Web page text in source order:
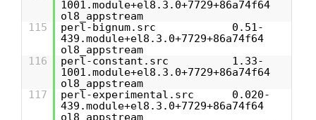
1001.module+el8.3.0+7729+86a74f64
ol8_appstream
115
perl-bignum.src 0.51-
439.module+el8.3.0+7729+86a74f64
ol8_appstream
116
perl-constant.src 1.33-
1001.module+el8.3.0+7729+86a74f64
ol8_appstream
117
perl-experimental.src 0.020-
439.module+el8.3.0+7729+86a74f64
ol8_appstream